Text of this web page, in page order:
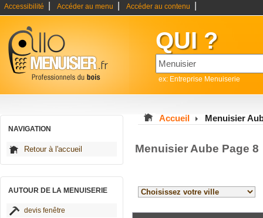
Accessibilité Accéder au menu Accéder au contenu
QUI ?
ex: Entreprise Menuiserie
NAVIGATION
Retour à l'accueil
AUTOUR DE LA MENUISERIE
devis fenêtre
Accueil Menuisier
Menuisier Aube Page 8